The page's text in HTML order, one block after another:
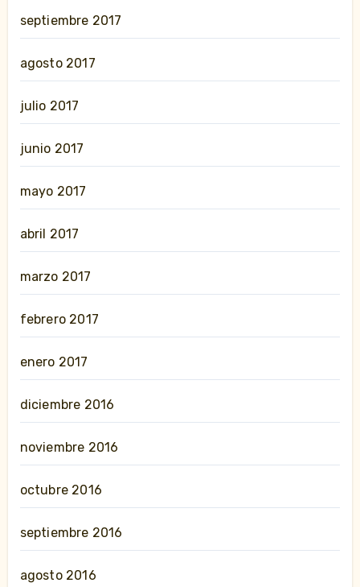
septiembre 2017
agosto 2017
julio 2017
junio 2017
mayo 2017
abril 2017
marzo 2017
febrero 2017
enero 2017
diciembre 2016
noviembre 2016
octubre 2016
septiembre 2016
agosto 2016